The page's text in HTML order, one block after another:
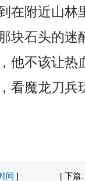
在附近山林
块石头的迷
他不该让热
看魔龙刀兵
间 ] [ 下篇: